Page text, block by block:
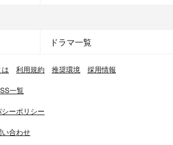
ドラマ一覧
利用規約 推奨環境 採用情報
一覧
ーポリシー
合わせ